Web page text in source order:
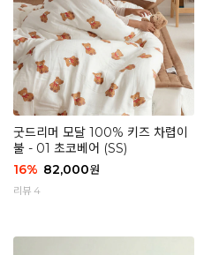
굿드리머 모달 100% 키즈 차렵이
불 - 01 초코베어 (SS)
16% 82,000원
리뷰 4